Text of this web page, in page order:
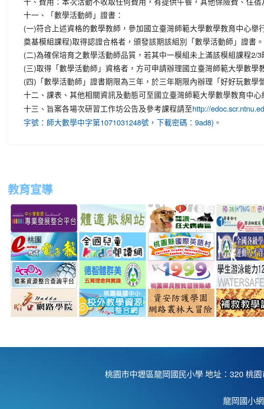
十一、「數學活動師」證書：
(一)符合上述資格的數學教師，參加國立臺灣師範大學數學教育中心
奠基模組課程)取得認證合格者，頒發該期該組別「數學活動師」證書。
(二)為確保培育之數學活動師品質，若其中一模組未上滿該模組課程2/
(三)取得「數學活動師」資格者，方可申請辦理國立臺灣師範大學數學
(四)「數學活動師」證書期限為三年，於三年期限內辦理「好好玩數學
十二、課表、其他相關資訊及動態可至國立臺灣師範大學數學教育中心
十三、旨案各場次研習工作坊公告及參考課程請至 http://
字號：師大數學中字第1071031248號，下載密碼：9ad8)。
教育宣導
to
http://teachernet.moe.edu.tw/MAIN/index.aspx
to
https://airtw.epa.gov.tw/
link
to
http://passport.fitness.org.tw/
link
to
http://
link
to
http://163.30.192.132/ http://read.moe.edu.tw/jsp/
schno=000000
link
to
http://
link
http://across.archives.gov.tw/
link
http://arteducation.sce.ntnu.edu.tw/
link
to
http://
sn=240
link
to
link
to
link
to
桃園市中壢區龍岡國民小學 地址：320 桃
龍岡國小